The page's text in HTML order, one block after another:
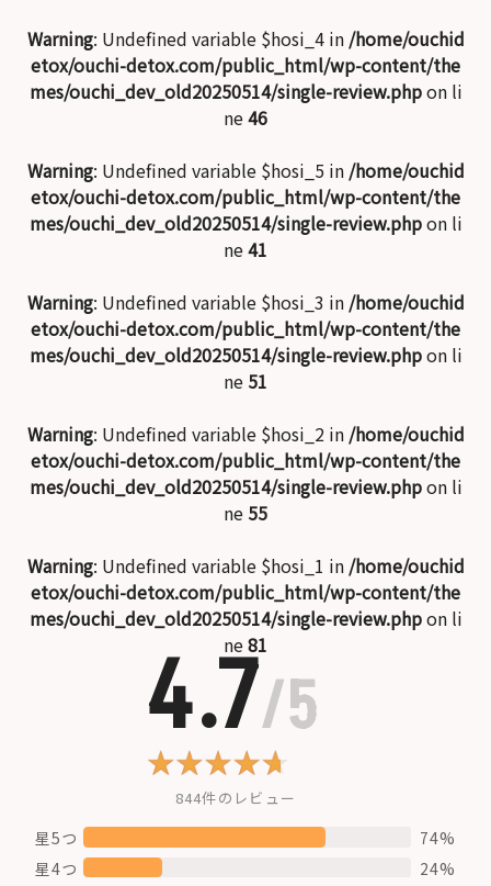
Warning: Undefined variable $hosi_4 in /home/ouchid
etox/ouchi-detox.com/public_html/wp-content/the
mes/ouchi_dev_old20250514/single-review.phpon li
ne46
Warning: Undefined variable $hosi_5 in /home/ouchid
etox/ouchi-detox.com/public_html/wp-content/the
mes/ouchi_dev_old20250514/single-review.phpon li
ne41
Warning: Undefined variable $hosi_3 in /home/ouchid
etox/ouchi-detox.com/public_html/wp-content/the
mes/ouchi_dev_old20250514/single-review.phpon li
ne 51
Warning: Undefined variable $hosi_2 in /home/ouchid
etox/ouchi-detox.com/public_html/wp-content/the
mes/ouchi_dev_old20250514/single-review.phpon li
ne 55
Warning: Undefined variable $hosi_1 in /home/ouchid
etox/ouchi-detox.com/public_html/wp-content/the
mes/ouchi_dev_old20250514/single-review.phpon li
ne81
4.7/5
844件のレビュー
星5つ
74%
星4つ
24%